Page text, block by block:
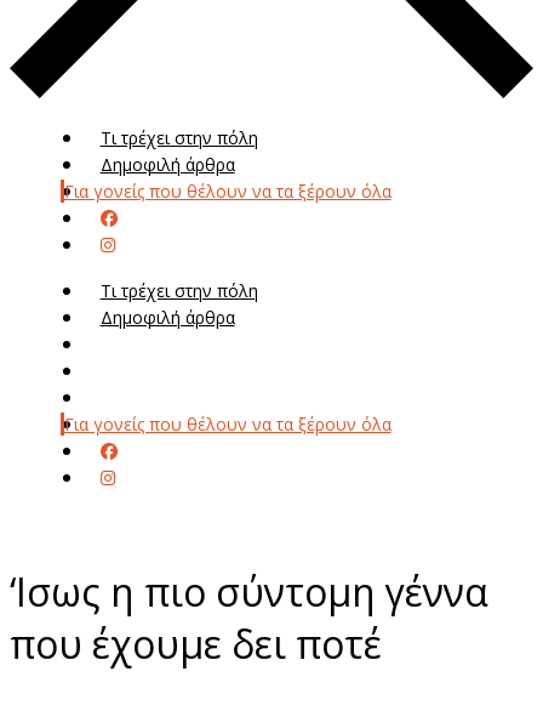
Τι τρέχει στην πόλη
Δημοφιλή άρθρα
Για γονείς που θέλουν να τα ξέρουν όλα
Τι τρέχει στην πόλη
Δημοφιλή άρθρα
Για γονείς που θέλουν να τα ξέρουν όλα
‘Ισως η πιο σύντομη γέννα
που έχουμε δει ποτέ